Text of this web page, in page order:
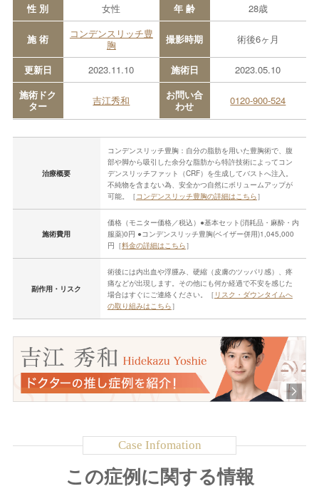
性 別 女性 年 齢 28歳
施 術
コンデンスリッチ豊
胸
撮影時期 術後6ヶ月
更新日 2023.11.10 施術日
2023.05.10
施術ドク
ター
吉江秀和
お問い合
わせ
0120-900-524
治療概要
コンデンスリッチ豊胸：自分の脂肪を用いた豊胸術で、腹
部や脚から吸引した余分な脂肪から特許技術によってコン
デンスリッチファット（CRF）を生成してバストへ注入。
不純物を含まない為、安全かつ自然にボリュームアップが
可能。［コンデンスリッチ豊胸の詳細はこちら］
施術費用
価格（モニター価格／税込）●基本セット(消耗品・麻酔・内
服薬)0円 ●コンデンスリッチ豊胸(ベイザー併用)1,045,000
円［料金の詳細はこちら］
副作用・リスク
術後には内出血や浮腫み、硬縮（皮膚のツッパリ感）、疼
痛などが出現します。その他にも何か経過で不安を感じた
場合はすぐにご連絡ください。［ リスク・ダウンタイムへ
の取り組みはこちら］
この症例に関する情報